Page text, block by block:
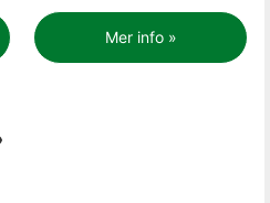
Mer info »